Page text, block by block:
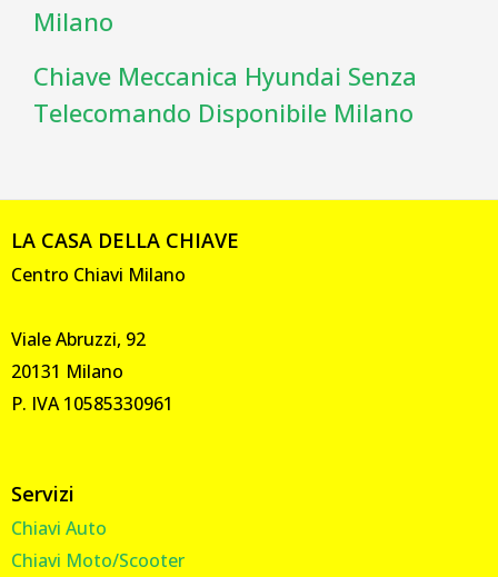
Milano
Chiave Meccanica Hyundai Senza
Telecomando Disponibile Milano
LA CASA DELLA CHIAVE
Centro Chiavi Milano
Viale Abruzzi, 92
20131 Milano
P. IVA 10585330961
Servizi
Chiavi Auto
Chiavi Moto/Scooter